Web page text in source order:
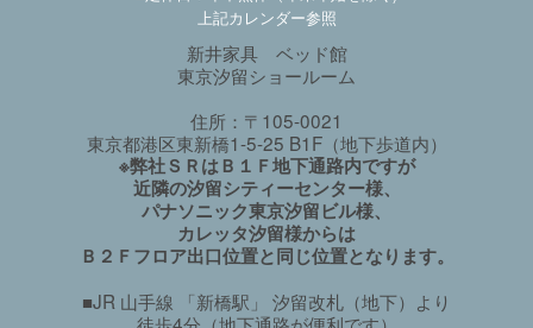
上記カレンダー参照
新井家具 ベッド館
東京汐留ショールーム
住所：〒105-0021
東京都港区東新橋1-5-25 B1F（地下歩道内）
※弊社ＳＲはＢ１Ｆ地下通路内ですが
近隣の汐留シティーセンター様、
パナソニック東京汐留ビル様、
カレッタ汐留様からは
Ｂ２Ｆフロア出口位置と同じ位置となります。
■JR 山手線 「新橋駅」 汐留改札（地下）より